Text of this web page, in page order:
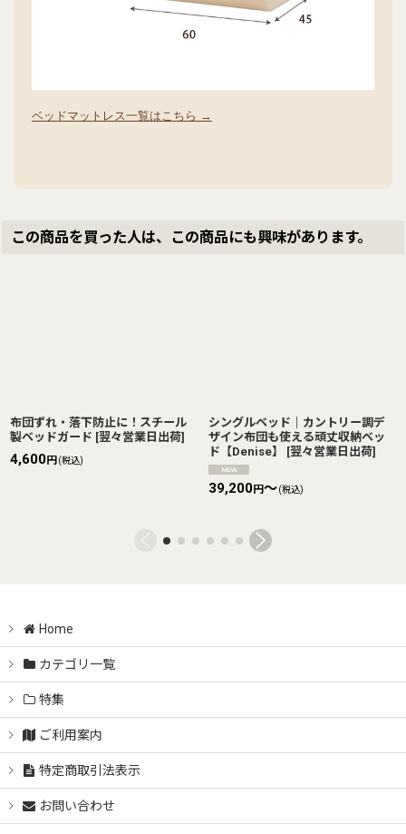
ベッドマットレス一覧はこちら →
この商品を買った人は、この商品にも興味があります。
布団ずれ・落下防止に！スチール
製ベッドガード [翌々営業日出荷]
4,600円 (税込)
シングルベッド｜カントリー調デ
ザイン布団も使える頑丈収納ベッ
ド【Denise】
[翌々営業日出荷]
39,200円～(税込)
Home
カテゴリ一覧
特集
ご利用案内
特定商取引法表示
お問い合わせ